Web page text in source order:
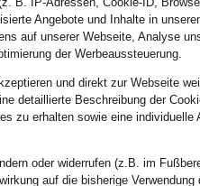
Angebote und Inhalte in
auf unserer Webseite, Analyse
der Werbeaussteuerung.
und direkt zur Webseite
detaillierte Beschreibung der
zu erhalten sowie eine individuelle
oder widerrufen (z.B. im
auf die bisherige Verwendung